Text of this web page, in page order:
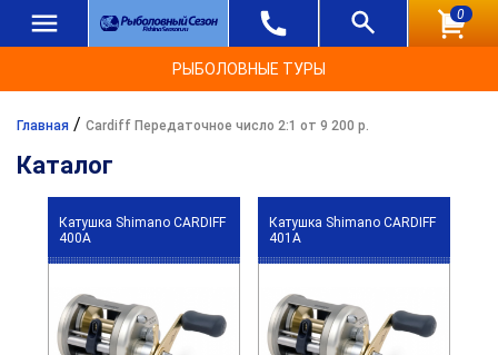
0
РЫБОЛОВНЫЕ ТУРЫ
Главная / Cardiff Передаточное число 2:1 от 9 200 р.
Каталог
Катушка Shimano CARDIFF
400A
Катушка Shimano CARDIFF
401A